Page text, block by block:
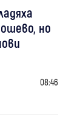
но
08:46